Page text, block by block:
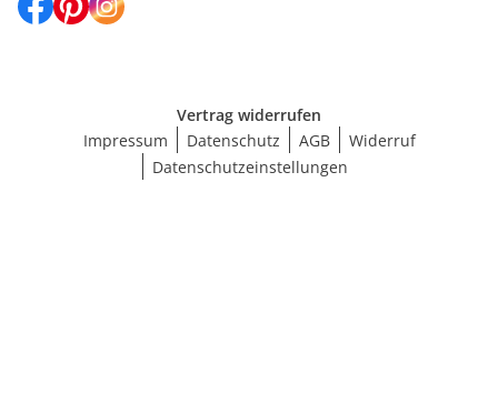
Vertrag widerrufen
Impressum
Datenschutz AGB
Widerruf
Datenschutzeinstellungen